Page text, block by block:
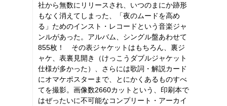
社から無数にリリースされ、いつのまにか跡形
もなく消えてしまった、「夜のムードを高め
る」ためのインスト・レコードという音楽ジャ
ンルがあった。アルバム、シングル盤あわせて
855枚！ その表ジャケットはもちろん、裏ジ
ャケ、表裏見開き（けっこうダブルジャケット
仕様が多かった）、さらには歌詞・解説カード
にオマケポスターまで、とにかくあるものすべ
てを撮影。画像数2660カットという、印刷本で
はぜったいに不可能なコンプリート・アーカイ